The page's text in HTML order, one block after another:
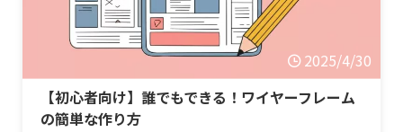
言える「レスポンシブ …
2025/4/30
【初心者向け】誰でもできる！ワイヤーフレーム
の簡単な作り方